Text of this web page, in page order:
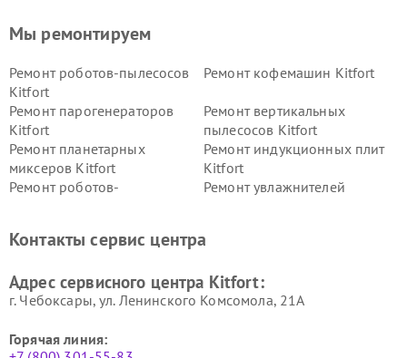
Мы ремонтируем
Ремонт роботов-пылесосов
Kitfort
Ремонт кофемашин Kitfort
Ремонт парогенераторов
Kitfort
Ремонт вертикальных
пылесосов Kitfort
Ремонт планетарных
миксеров Kitfort
Ремонт индукционных плит
Kitfort
Ремонт роботов-
Ремонт увлажнителей
Kitfort
Kitfort
Kitfort
Kitfort
Контакты сервис центра
Адрес сервисного центра Kitfort:
г. Чебоксары, ул. Ленинского Комсомола, 21А
Горячая линия: